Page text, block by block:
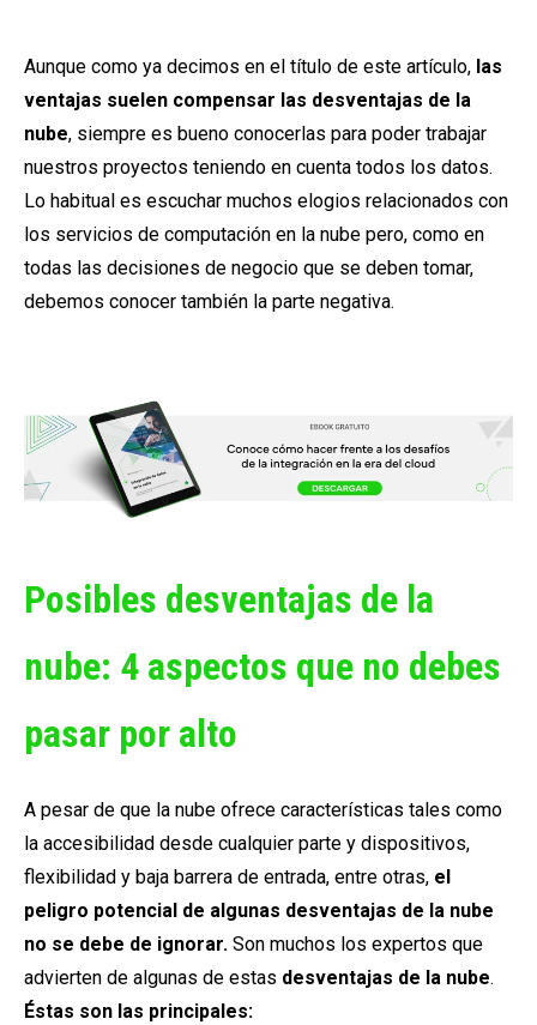
Aunque como ya decimos en el título de este artículo, las
ventajas suelen compensar las desventajas de la
nube, siempre es bueno conocerlas para poder trabajar
nuestros proyectos teniendo en cuenta todos los datos.
Lo habitual es escuchar muchos elogios relacionados con
los servicios de computación en la nube pero, como en
todas las decisiones de negocio que se deben tomar,
debemos conocer también la parte negativa.
Posibles desventajas de la
nube: 4 aspectos que no debes
pasar por alto
A pesar de que la nube ofrece características tales como
la accesibilidad desde cualquier parte y dispositivos,
flexibilidad y baja barrera de entrada, entre otras, el
peligro potencial de algunas desventajas de la nube
no se debe de ignorar. Son muchos los expertos que
advierten de algunas de estas desventajas de la nube.
Éstas son las principales: